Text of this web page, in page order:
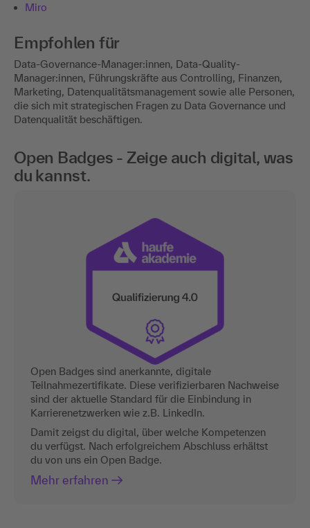
Miro
Empfohlen für
Data-Governance-Manager:innen, Data-Quality-
Manager:innen, Führungskräfte aus Controlling, Finanzen,
Marketing, Datenqualitätsmanagement sowie alle Personen,
die sich mit strategischen Fragen zu Data Governance und
Datenqualität beschäftigen.
Open Badges - Zeige auch digital, was
du kannst.
Open Badges sind anerkannte, digitale
Teilnahmezertifikate. Diese verifizierbaren Nachweise
sind der aktuelle Standard für die Einbindung in
Karrierenetzwerken wie z.B. LinkedIn.
Damit zeigst du digital, über welche Kompetenzen
du verfügst. Nach erfolgreichem Abschluss erhältst
du von uns ein Open Badge.
Mehr erfahren